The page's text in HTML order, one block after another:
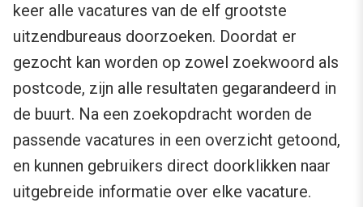
keer alle vacatures van de elf grootste
uitzendbureaus doorzoeken. Doordat er
gezocht kan worden op zowel zoekwoord als
postcode, zijn alle resultaten gegarandeerd in
de buurt. Na een zoekopdracht worden de
passende vacatures in een overzicht getoond,
en kunnen gebruikers direct doorklikken naar
uitgebreide informatie over elke vacature.